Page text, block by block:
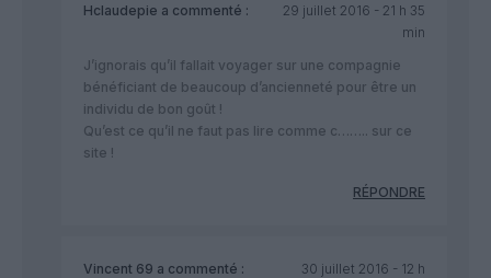
Hclaudepie a commenté :
29 juillet 2016 - 21 h 35
min
J’ignorais qu’il fallait voyager sur une compagnie
bénéficiant de beaucoup d’ancienneté pour être un
individu de bon goût !
Qu’est ce qu’il ne faut pas lire comme c…….. sur ce
site !
RÉPONDRE
Vincent 69 a commenté :
30 juillet 2016 - 12 h